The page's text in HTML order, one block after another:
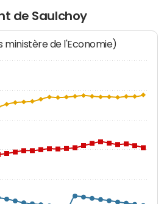
de Saulchoy
ministère de l'Economie)